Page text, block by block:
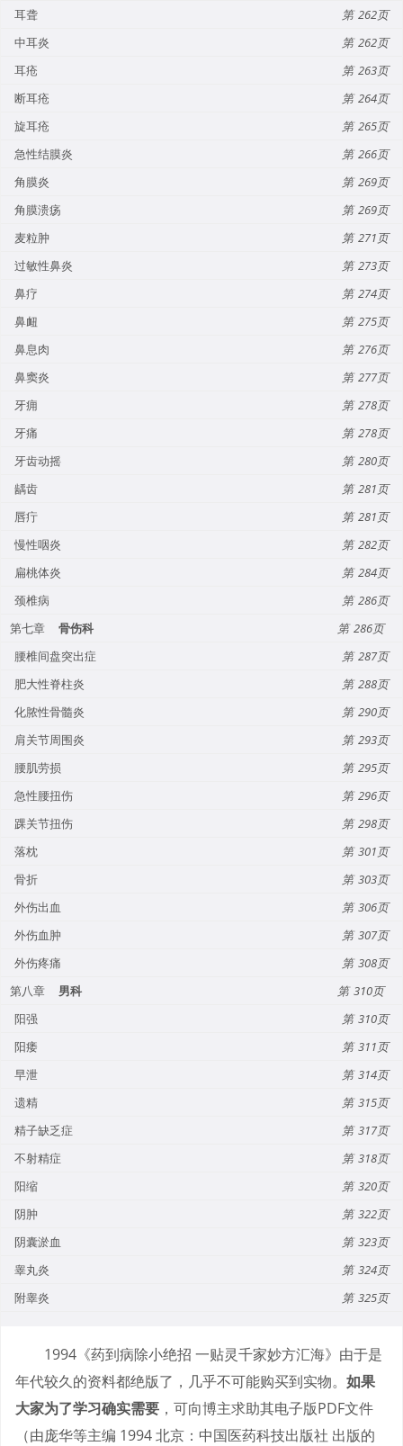
耳聋
262
中耳炎
262
耳疮
263
断耳疮
264
旋耳疮
265
急性结膜炎
266
角膜炎
269
角膜溃疡
269
麦粒肿
271
过敏性鼻炎
273
鼻疗
274
鼻衄
275
鼻息肉
276
鼻窦炎
277
牙痈
278
牙痛
278
牙齿动摇
280
龋齿
281
唇疔
281
慢性咽炎
282
扁桃体炎
284
颈椎病
286
第七章
骨伤科
286
腰椎间盘突出症
287
肥大性脊柱炎
288
化脓性骨髓炎
290
肩关节周围炎
293
腰肌劳损
295
急性腰扭伤
296
踝关节扭伤
298
落枕
301
骨折
303
外伤出血
306
外伤血肿
307
外伤疼痛
308
第八章
男科
310
阳强
310
阳痿
311
早泄
314
遗精
315
精子缺乏症
317
不射精症
318
阳缩
320
阴肿
322
阴囊淤血
323
睾丸炎
324
附睾炎
325
1994《药到病除小绝招 一贴灵千家妙方汇海》由于是
年代较久的资料都绝版了，几乎不可能购买到实物。 如果
大家为了学习确实需要 ，可向博主求助其电子版PDF文件
（由庞华等主编 1994 北京：中国医药科技出版社 出版的